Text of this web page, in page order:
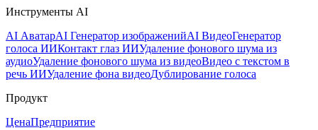
Инструменты AI
AI АватарAI Генератор изображенийAI ВидеоГенератор
голоса ИИКонтакт глаз ИИУдаление фонового шума из
аудиоУдаление фонового шума из видеоВидео с текстом в
речь ИИУдаление фона видеоДублирование голоса
Продукт
ЦенаПредприятие